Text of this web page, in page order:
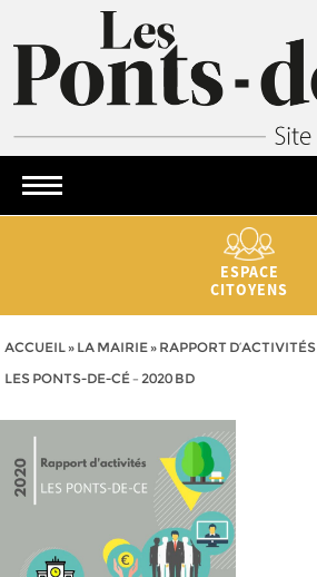
ESPACE
CITOYENS
ACCUEIL» LA MAIRIE» RAPPORT D’ACTIVITÉS
LES PONTS-DE-CÉ – 2020 BD